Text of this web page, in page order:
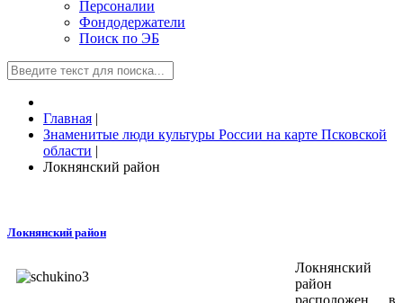
Персоналии
Фондодержатели
Поиск по ЭБ
Главная |
Знаменитые люди культуры России на карте Псковской
области |
Локнянский район
Локнянский район
Локнянский
район